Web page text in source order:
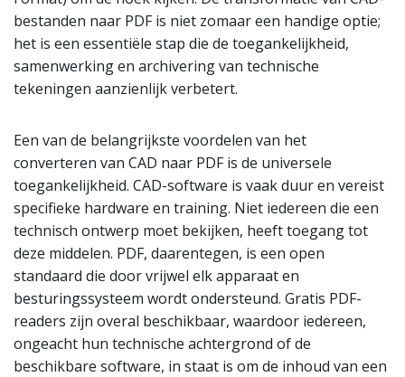
bestanden naar PDF is niet zomaar een handige optie;
het is een essentiële stap die de toegankelijkheid,
samenwerking en archivering van technische
tekeningen aanzienlijk verbetert.
Een van de belangrijkste voordelen van het
converteren van CAD naar PDF is de universele
toegankelijkheid. CAD-software is vaak duur en vereist
specifieke hardware en training. Niet iedereen die een
technisch ontwerp moet bekijken, heeft toegang tot
deze middelen. PDF, daarentegen, is een open
standaard die door vrijwel elk apparaat en
besturingssysteem wordt ondersteund. Gratis PDF-
readers zijn overal beschikbaar, waardoor iedereen,
ongeacht hun technische achtergrond of de
beschikbare software, in staat is om de inhoud van een